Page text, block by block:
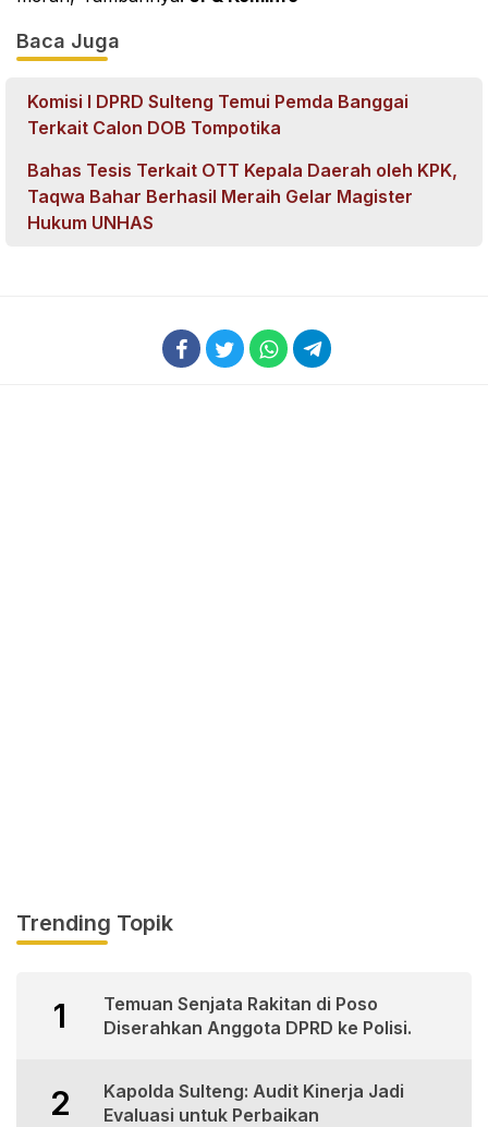
Baca Juga
Komisi I DPRD Sulteng Temui Pemda Banggai
Terkait Calon DOB Tompotika
Bahas Tesis Terkait OTT Kepala Daerah oleh KPK,
Taqwa Bahar Berhasil Meraih Gelar Magister
Hukum UNHAS
Trending Topik
1
Temuan Senjata Rakitan di Poso
Diserahkan Anggota DPRD ke Polisi.
2
Kapolda Sulteng: Audit Kinerja Jadi
Evaluasi untuk Perbaikan